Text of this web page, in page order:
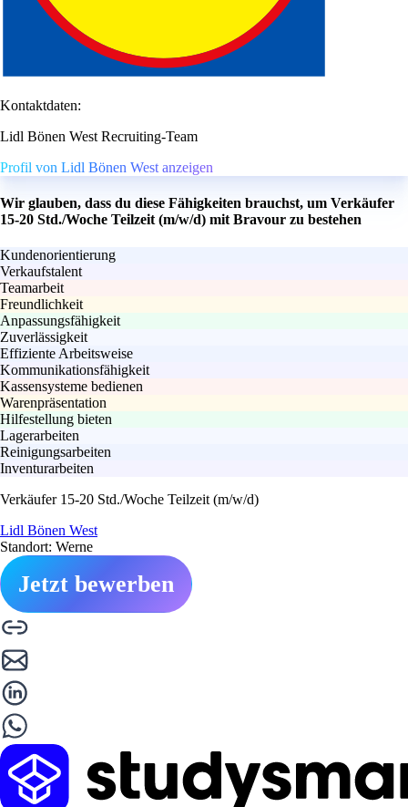
Kontaktdaten:
Lidl Bönen West Recruiting-Team
Profil von Lidl Bönen West anzeigen
Wir glauben, dass du diese Fähigkeiten brauchst, um Verkäufer
15-20 Std./Woche Teilzeit (m/w/d) mit Bravour zu bestehen
Kundenorientierung
Verkaufstalent
Teamarbeit
Freundlichkeit
Anpassungsfähigkeit
Zuverlässigkeit
Effiziente Arbeitsweise
Kommunikationsfähigkeit
Kassensysteme bedienen
Warenpräsentation
Hilfestellung bieten
Lagerarbeiten
Reinigungsarbeiten
Inventurarbeiten
Verkäufer 15-20 Std./Woche Teilzeit (m/w/d)
Lidl Bönen West
Standort: Werne
Jetzt bewerben